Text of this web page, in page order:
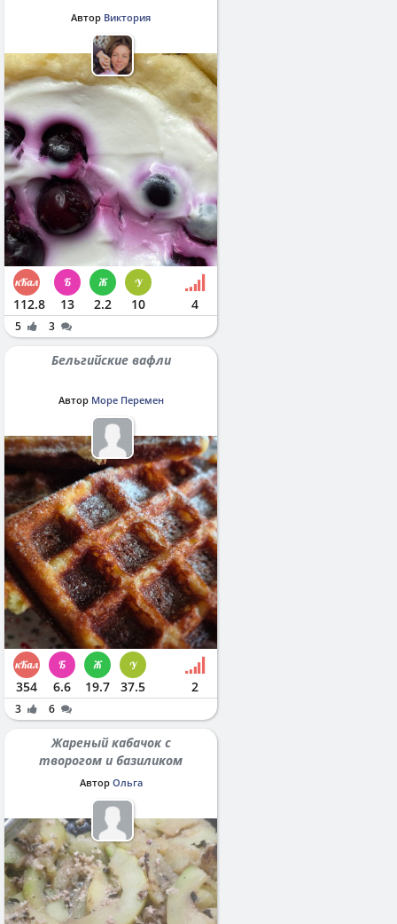
Автор Виктория
112.8 13 2.2 10 4
5 3
Бельгийские вафли
Автор Море Перемен
354 6.6 19.7 37.5 2
3 6
Жареный кабачок с
творогом и базиликом
Автор Ольга